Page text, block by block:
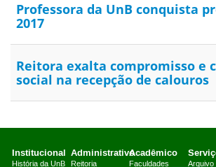
Professora da UnB conquista
2017
Reitora exalta compromisso e
social na recepção de calouros
Institucional
História da UnB
Administrativo
Reitoria
Acadêmico
Faculdades
Arquivo